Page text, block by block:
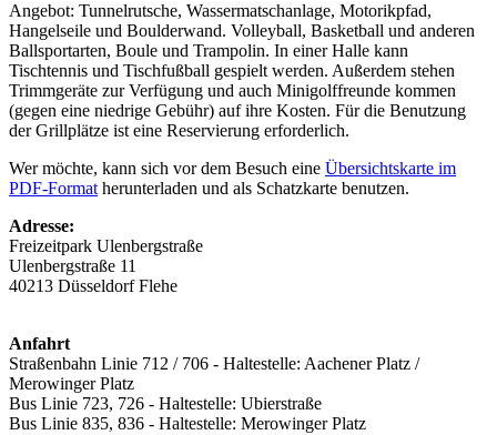
Angebot: Tunnelrutsche, Wassermatschanlage, Motorikpfad,
Hangelseile und Boulderwand. Volleyball, Basketball und anderen
Ballsportarten, Boule und Trampolin. In einer Halle kann
Tischtennis und Tischfußball gespielt werden. Außerdem stehen
Trimmgeräte zur Verfügung und auch Minigolffreunde kommen
(gegen eine niedrige Gebühr) auf ihre Kosten. Für die Benutzung
der Grillplätze ist eine Reservierung erforderlich.
Wer möchte, kann sich vor dem Besuch eine Übersichtskarte im
PDF-Format herunterladen und als Schatzkarte benutzen.
Adresse:
Freizeitpark Ulenbergstraße
Ulenbergstraße 11
40213 Düsseldorf Flehe
Anfahrt
Straßenbahn Linie 712 / 706 - Haltestelle: Aachener Platz /
Merowinger Platz
Bus Linie 723, 726 - Haltestelle: Ubierstraße
Bus Linie 835, 836 - Haltestelle: Merowinger Platz